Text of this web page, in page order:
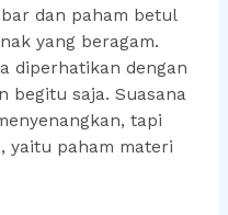
dan paham betul
yang beragam.
diperhatikan dengan
begitu saja. Suasana
tapi
yaitu paham materi